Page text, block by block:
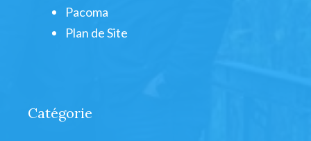
Pacoma
Plan de Site
Catégorie